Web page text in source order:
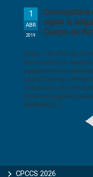
Convocatoria
vigilar la
Cuerpo de
1
ABR
2019
Quito, 1 de abril de
Convocatoria a
adquisición de
Loja El Consejo de
Transitorio, de
29 en su segundo
Veedurías [...]
CPCCS 2026